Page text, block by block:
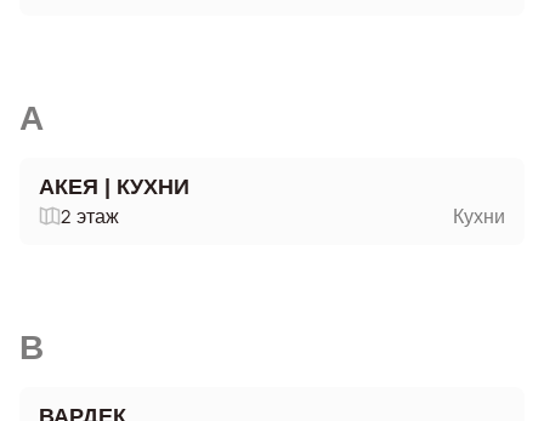
А
АКЕЯ | КУХНИ
2 этаж Кухни
В
ВАРДЕК